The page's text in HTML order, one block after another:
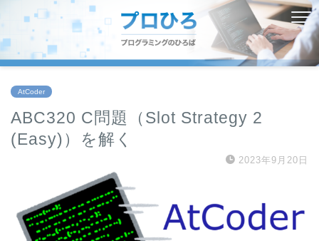
AtCoder
ABC320 C問題（Slot Strategy 2
(Easy)）を解く
2023年9月20日